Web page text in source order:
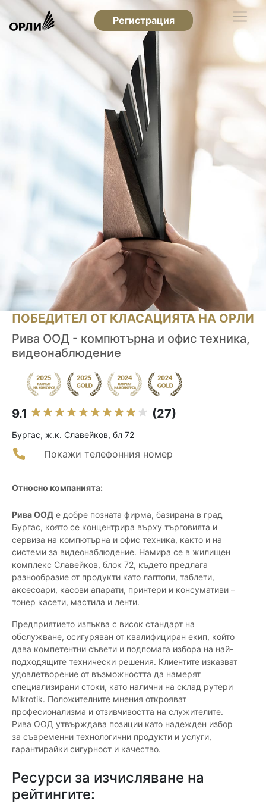
Регистрация
ПОБЕДИТЕЛ ОТ КЛАСАЦИЯТА НА ОРЛИ
Рива ООД - компютърна и офис техника,
видеонаблюдение
9.1 (27)
Бургас, ж.к. Славейков, бл 72
Покажи телефонния номер
Относно компанията:
Рива ООД е добре позната фирма, базирана в град
Бургас, която се концентрира върху търговията и
сервиза на компютърна и офис техника, както и на
системи за видеонаблюдение. Намира се в жилищен
комплекс Славейков, блок 72, където предлага
разнообразие от продукти като лаптопи, таблети,
аксесоари, касови апарати, принтери и консумативи –
тонер касети, мастила и ленти.
Предприятието изпъква с висок стандарт на
обслужване, осигуряван от квалифициран екип, който
дава компетентни съвети и подпомага избора на най-
подходящите технически решения. Клиентите изказват
удовлетворение от възможността да намерят
специализирани стоки, като налични на склад рутери
Mikrotik. Положителните мнения открояват
професионализма и отзивчивостта на служителите.
Рива ООД утвърждава позиции като надежден избор
за съвременни технологични продукти и услуги,
гарантирайки сигурност и качество.
Ресурси за изчисляване на
рейтингите: